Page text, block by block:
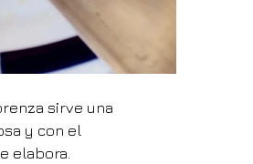
sirve una
y con el
elabora.